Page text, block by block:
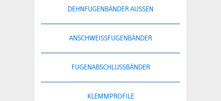
DEHNFUGENBÄNDER AUSSEN
ANSCHWEISSFUGENBÄNDER
FUGENABSCHLUSSBÄNDER
KLEMMPROFILE